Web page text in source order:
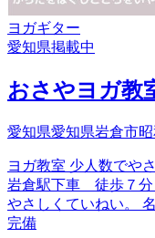
ヨガギター
愛知県掲載中
おさやヨガ教
愛知県愛知県岩倉市昭
ヨガ教室 少人数でや
岩倉駅下車 徒歩７分
やさしくていねい。
完備